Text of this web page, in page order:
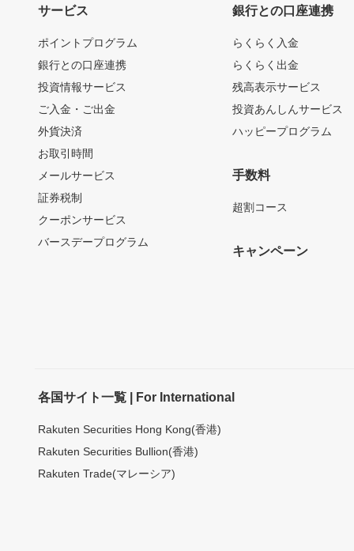
サービス
ポイントプログラム
銀行との口座連携
投資情報サービス
ご入金・ご出金
外貨決済
お取引時間
メールサービス
証券税制
クーポンサービス
バースデープログラム
銀行との口座連携
らくらく入金
らくらく出金
残高表示サービス
投資あんしんサービス
ハッピープログラム
手数料
超割コース
キャンペーン
各国サイト一覧 | For International
Rakuten Securities Hong Kong(香港)
Rakuten Securities Bullion(香港)
Rakuten Trade(マレーシア)